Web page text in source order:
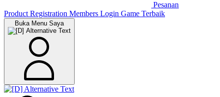
Pesanan
Product Registration Members Login Game Terbaik
Buka Menu Saya